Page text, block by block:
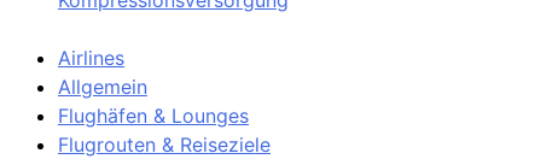
Airlines
Allgemein
Flughäfen & Lounges
Flugrouten & Reiseziele